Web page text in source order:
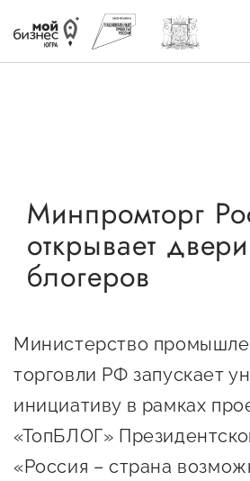
Быть в курсе
Истории успеха
Новости
Онлайн-витрина
Социальные сети "Мой
Бизнес Югра"
Минпромторг
открывает
блогеров
Министерство
торговли РФ запускает
инициативу в рамках
«ТопБЛОГ»
«Россия – страна